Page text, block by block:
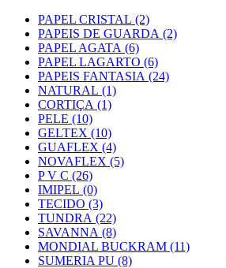
PAPEL CRISTAL (2)
PAPEIS DE GUARDA (2)
PAPEL AGATA (6)
PAPEL LAGARTO (6)
PAPEIS FANTASIA (24)
NATURAL (1)
CORTIÇA (1)
PELE (10)
GELTEX (10)
GUAFLEX (4)
NOVAFLEX (5)
P V C (26)
IMIPEL (0)
TECIDO (3)
TUNDRA (22)
SAVANNA (8)
MONDIAL BUCKRAM (11)
SUMERIA PU (8)